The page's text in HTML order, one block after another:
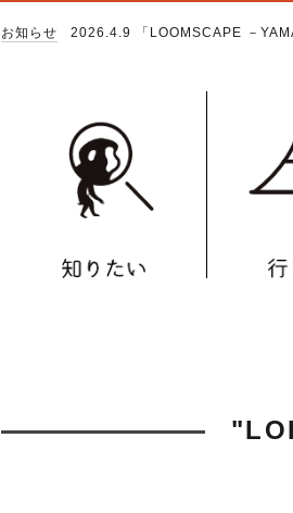
お知らせ 2026.4.9 「LOOMSCAPE －